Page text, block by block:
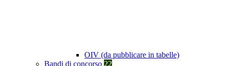
OIV (da pubblicare in tabelle)
Bandi di concorso 22